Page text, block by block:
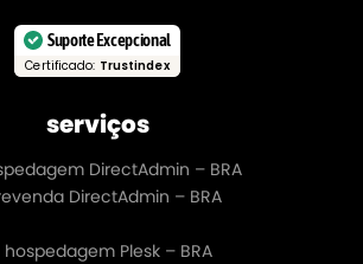
Suporte Excepcional
Certificado: Trustindex
serviços
DirectAdmin – BRA
DirectAdmin – BRA
Plesk – BRA